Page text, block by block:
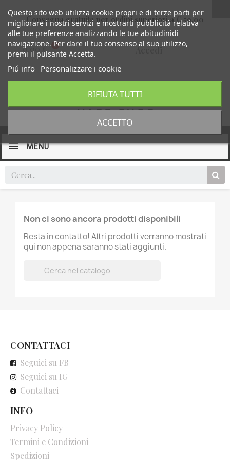
Consegna gratuita per ordini superiori a € 59,00
0,00 €
MENU
Non ci sono ancora prodotti disponibili
Resta in contatto! Altri prodotti verranno mostrati
qui non appena saranno stati aggiunti.
CONTATTACI
Seguici su FB
Seguici su IG
Contattaci
INFO
Privacy Policy
Termini e Condizioni
Spedizioni
Questo sito web utilizza cookie propri e di terze parti per
migliorare i nostri servizi e mostrarti pubblicità relativa
alle tue preferenze analizzando le tue abitudinidi
navigazione. Per dare il tuo consenso al suo utilizzo,
premi il pulsante Accetta.
Piú info Personalizzare i cookie
RIFIUTA TUTTI
ACCETTO